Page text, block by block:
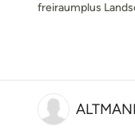
freiraumplus